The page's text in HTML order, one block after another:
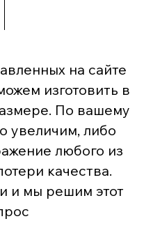
на сайте
изготовить в
По вашему
увеличим, либо
любого из
качества.
и мы решим этот